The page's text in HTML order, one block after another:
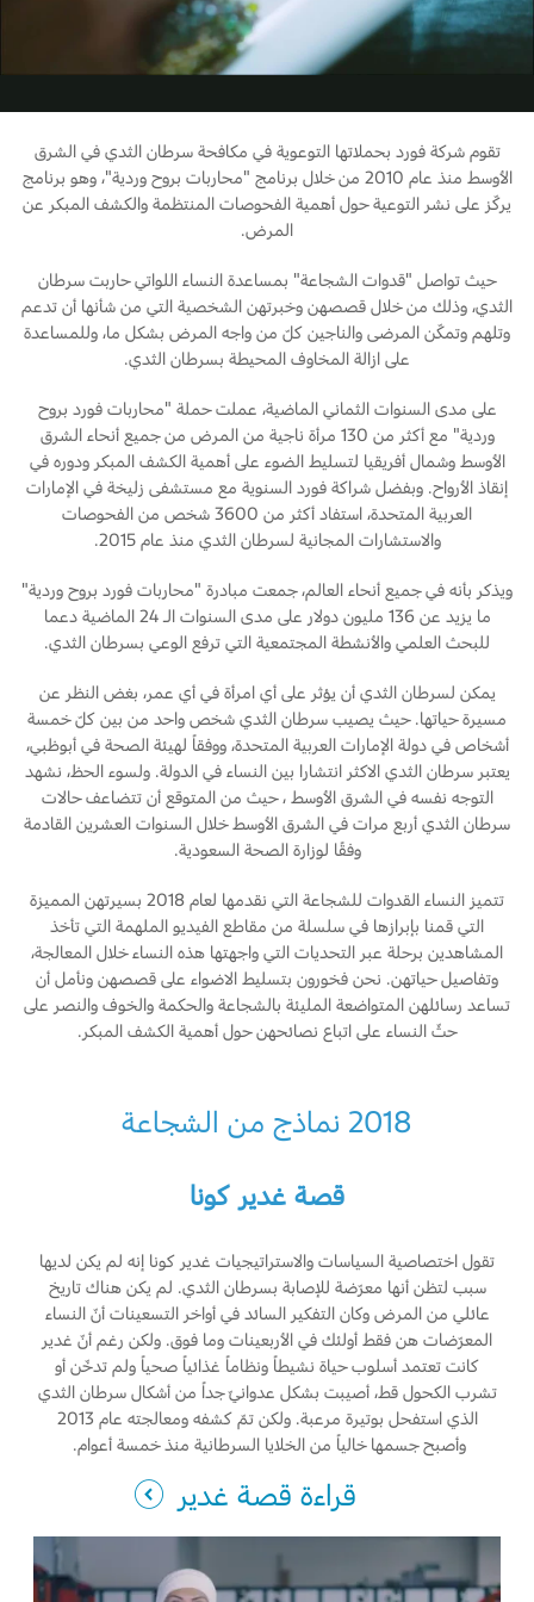
البحرين
الكويت
سلطنة
عمان
قطر
‫المملكة
العربية
السعودية‬
الامارات
العربية
المتحدة
اليمن
إضافات
خطة الخدمات الممتدة
خطة الخدمات الممتدة
الإطارات
خدمة المحرك
خدمة الفرامل
خدمة البطارية
تغيير زيت
تغيير الفلاتر
الضمان والتأمين
Ford Protect لمحة عامة عن
باقة الصيانة الفائقة
باقة الخدمة
دعم المزامنة
تقنية 4 SYNC
أجزاء
قطع غيار فورد الأصلية
موتوركرافت
قطع مقلدة
Video
تقوم شركة فورد بحملاتها التوعوية في مكافحة سرطان الثدي في الشرق
الأوسط منذ عام 2010 من خلال برنامج "محاربات بروح وردية"، وهو برنامج
يركّز على نشر التوعية حول أهمية الفحوصات المنتظمة والكشف المبكر عن
المرض.
حيث تواصل "قدوات الشجاعة" بمساعدة النساء اللواتي حاربت سرطان
الثدي، وذلك من خلال قصصهن وخبرتهن الشخصية التي من شأنها أن تدعم
وتلهم وتمكّن المرضى والناجين كلّ من واجه المرض بشكل ما، وللمساعدة
على ازالة المخاوف المحيطة بسرطان الثدي.
على مدى السنوات الثماني الماضية، عملت حملة "محاربات فورد بروح
وردية" مع أكثر من 130 مرأة ناجية من المرض من جميع أنحاء الشرق
الأوسط وشمال أفريقيا لتسليط الضوء على أهمية الكشف المبكر ودوره في
إنقاذ الأرواح. وبفضل شراكة فورد السنوية مع مستشفى زليخة في الإمارات
العربية المتحدة، استفاد أكثر من 3600 شخص من الفحوصات
والاستشارات المجانية لسرطان الثدي منذ عام 2015.
ويذكر بأنه في جميع أنحاء العالم، جمعت مبادرة "محاربات فورد بروح وردية"
ما يزيد عن 136 مليون دولار على مدى السنوات الـ 24 الماضية دعما
للبحث العلمي والأنشطة المجتمعية التي ترفع الوعي بسرطان الثدي.
يمكن لسرطان الثدي أن يؤثر على أي امرأة في أي عمر، بغض النظر عن
مسيرة حياتها. حيث يصيب سرطان الثدي شخص واحد من بين كلّ خمسة
أشخاص في دولة الإمارات العربية المتحدة، ووفقاً لهيئة الصحة في أبوظبي،
يعتبر سرطان الثدي الاكثر انتشارا بين النساء في الدولة. ولسوء الحظ، نشهد
التوجه نفسه في الشرق الأوسط ، حيث من المتوقع أن تتضاعف حالات
سرطان الثدي أربع مرات في الشرق الأوسط خلال السنوات العشرين القادمة
وفقًا لوزارة الصحة السعودية.
تتميز النساء القدوات للشجاعة التي نقدمها لعام 2018 بسيرتهن المميزة
التي قمنا بإبرازها في سلسلة من مقاطع الفيديو الملهمة التي تأخذ
المشاهدين برحلة عبر التحديات التي واجهتها هذه النساء خلال المعالجة،
وتفاصيل حياتهن. نحن فخورون بتسليط الاضواء على قصصهن ونأمل أن
تساعد رسائلهن المتواضعة المليئة بالشجاعة والحكمة والخوف والنصر على
حثّ النساء على اتباع نصائحهن حول أهمية الكشف المبكر.
2018 نماذج من الشجاعة
قصة غدير كونا
تقول اختصاصية السياسات والاستراتيجيات غدير كونا إنه لم يكن لديها
سبب لتظن أنها معرّضة للإصابة بسرطان الثدي. لم يكن هناك تاريخ
عائلي من المرض وكان التفكير السائد في أواخر التسعينات أنّ النساء
المعرّضات هن فقط أولئك في الأربعينات وما فوق. ولكن رغم أنّ غدير
كانت تعتمد أسلوب حياة نشيطاً ونظاماً غذائياً صحياً ولم تدخّن أو
تشرب الكحول قط، أصيبت بشكل عدوانيّ جداً من أشكال سرطان الثدي
الذي استفحل بوتيرة مرعبة. ولكن تمّ كشفه ومعالجته عام 2013
وأصبح جسمها خالياً من الخلايا السرطانية منذ خمسة أعوام.
قراءة قصة غدير